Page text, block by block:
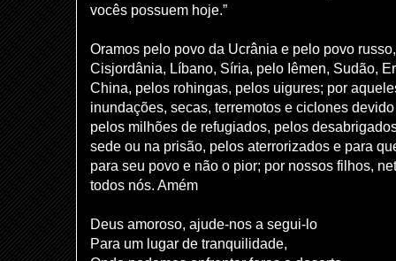
vocês possuem hoje.”
Oramos pelo povo da Ucrânia e pelo povo
Cisjordânia, Líbano, Síria, pelo Iêmen, Sudão,
China, pelos rohingas, pelos uigures; por
inundações, secas, terremotos e ciclones
pelos milhões de refugiados, pelos
sede ou na prisão, pelos aterrorizados e para
para seu povo e não o pior; por nossos filhos,
todos nós. Amém
Deus amoroso, ajude-nos a segui-lo
Para um lugar de tranquilidade,